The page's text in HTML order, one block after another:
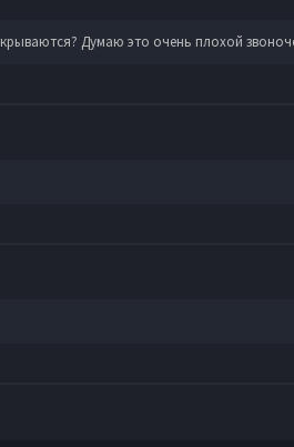
Думаю это очень плохой